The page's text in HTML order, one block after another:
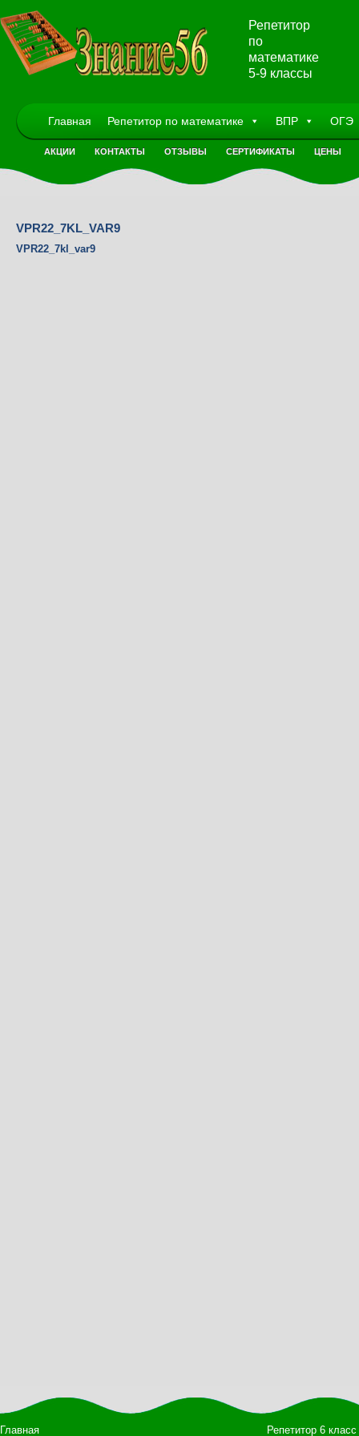
Репетитор
по
математике
5-9 классы
Главная Репетитор по математике ВПР ОГЭ
АКЦИИ КОНТАКТЫ ОТЗЫВЫ СЕРТИФИКАТЫ ЦЕНЫ
VPR22_7KL_VAR9
VPR22_7kl_var9
Главная Репетитор 6 класс